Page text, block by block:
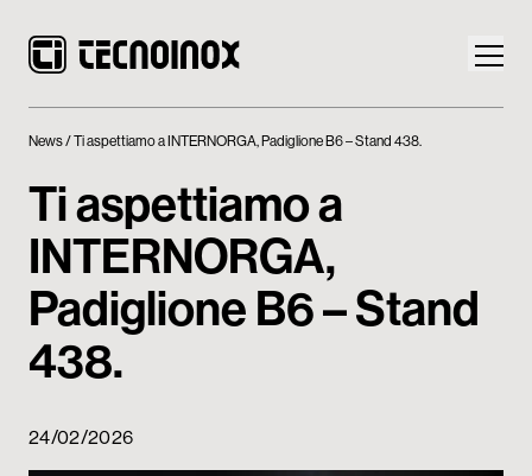
Prodotti
Mondo Tecnoinox
News
Download
News Ti aspettiamo a INTERNORGA, Padiglione B6 – Stand 438.
Ti aspettiamo a
INTERNORGA,
Padiglione B6 – Stand
438.
24/02/2026